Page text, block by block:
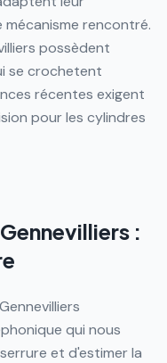
rencontré.
possèdent
se crochetent
récentes exigent
pour les cylindres
:
qui nous
et d'estimer la